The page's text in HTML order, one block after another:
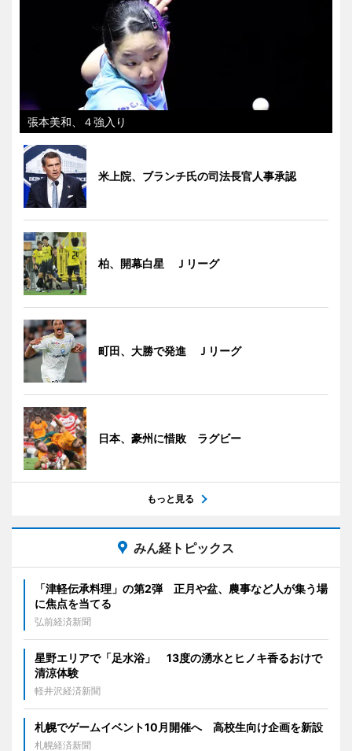
張本美和、４強入り
米上院、ブランチ氏の司法長官人事承認
柏、開幕白星 Ｊリーグ
町田、大勝で発進 Ｊリーグ
日本、豪州に惜敗 ラグビー
もっと見る
みん経トピックス
「津軽伝承料理」の第2弾 正月や盆、農事など人が集う場
に焦点を当てる
弘前経済新聞
星野エリアで「足水浴」 13度の湧水とヒノキ香るおけで
清涼体験
軽井沢経済新聞
札幌でゲームイベント10月開催へ 高校生向け企画を新設
札幌経済新聞